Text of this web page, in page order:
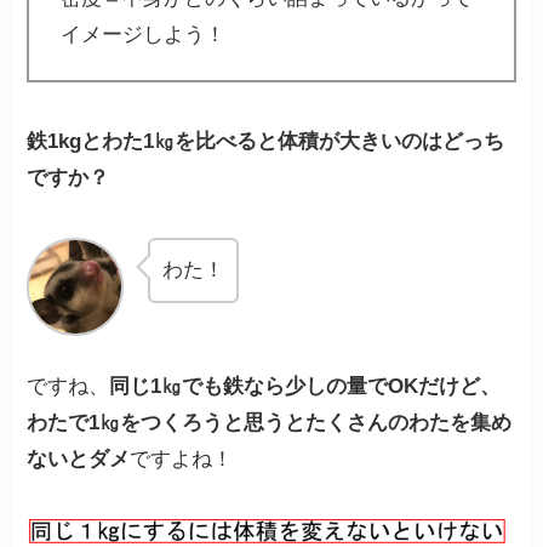
イメージしよう！
鉄1kgとわた1㎏を比べると体積が大きいのはどっち
ですか？
わた！
ですね、
同じ1㎏でも鉄なら少しの量でOKだけど、
わたで1㎏をつくろうと思うとたくさんのわたを集め
ないとダメですよね！